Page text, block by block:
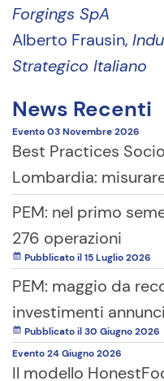
Forgings SpA
Alberto Frausin,
Strategico Italiano
News Recenti
Evento03 Novembre2026
Best Practices
Lombardia:
PEM: nel primo
276 operazioni
Pubblicato il 15 Luglio 2026
PEM: maggio da
investimenti
Pubblicato il 30 Giugno 2026
Evento24 Giugno2026
Il modello